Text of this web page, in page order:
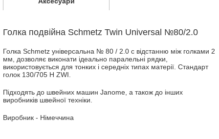
Голка подвійна Schmetz Twin Universal №80/2.0
Голка Schmetz універсальна № 80 / 2.0 с відстанню між голками 2
мм, дозволяє виконати ідеально паралельні рядки,
використовується для тонких і середніх типах матерії. Стандарт
голок 130/705 H ZWI.
Підходять до швейних машин Janome, а також до інших
виробників швейної техніки.
Виробник - Німеччина